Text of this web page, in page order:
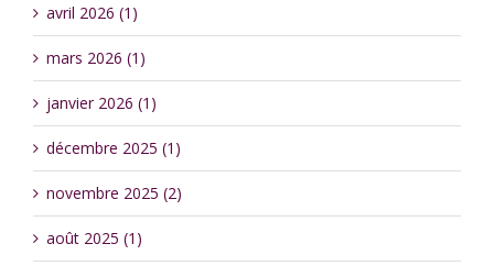
avril 2026 (1)
mars 2026 (1)
janvier 2026 (1)
décembre 2025 (1)
novembre 2025 (2)
août 2025 (1)